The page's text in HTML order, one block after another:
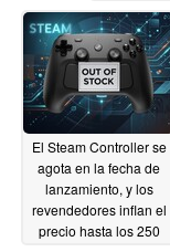
El Steam Controller se
agota en la fecha de
lanzamiento, y los
revendedores inflan el
precio hasta los 250